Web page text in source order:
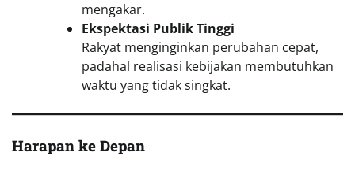
mengakar.
Ekspektasi Publik Tinggi
Rakyat menginginkan perubahan cepat,
padahal realisasi kebijakan membutuhkan
waktu yang tidak singkat.
Harapan ke Depan